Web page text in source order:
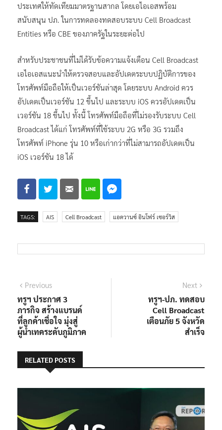
ประเทศให้ทัดเทียมมาตรฐานสากล โดยเอไอเอสพร้อม
สนับสนุน ปภ. ในการทดลองทดสอบระบบ Cell Broadcast
Entities หรือ CBE ของภาครัฐในระยะต่อไป
สำหรับประชาชนที่ไม่ได้รับข้อความแจ้งเตือน Cell Broadcast
เอไอเอสแนะนำให้ตรวจสอบและอัปเดตระบบปฏิบัติการของ
โทรศัพท์มือถือให้เป็นเวอร์ชันล่าสุด โดยระบบ Android ควร
อัปเดตเป็นเวอร์ชัน 12 ขึ้นไป และระบบ iOS ควรอัปเดตเป็น
เวอร์ชัน 18 ขึ้นไป ทั้งนี้ โทรศัพท์มือถือที่ไม่รองรับระบบ Cell
Broadcast ได้แก่ โทรศัพท์ที่ใช้ระบบ 2G หรือ 3G รวมถึง
โทรศัพท์ iPhone รุ่น 10 หรือเก่ากว่าที่ไม่สามารถอัปเดตเป็น
iOS เวอร์ชัน 18 ได้
TAGS: AIS Cell Broadcast แอดวานซ์ อินโฟร์ เซอร์วิส
แนะแนว
เรื่อง
Previous
post:
ทรูฯ ประกาศ 3
ภารกิจ สร้างแบรนด์
ที่ลูกค้าเชื่อใจ มุ่งสู่
ผู้นำเทคระดับภูมิภาค
Next
post:
ทรูฯ-ปภ. ทดสอบ
Cell Broadcast
เตือนภัย 5 จังหวัด
สำเร็จ
RELATED POSTS